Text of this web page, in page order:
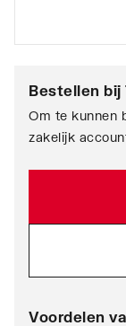
Bestellen bij
Om te kunnen
zakelijk
Voordelen